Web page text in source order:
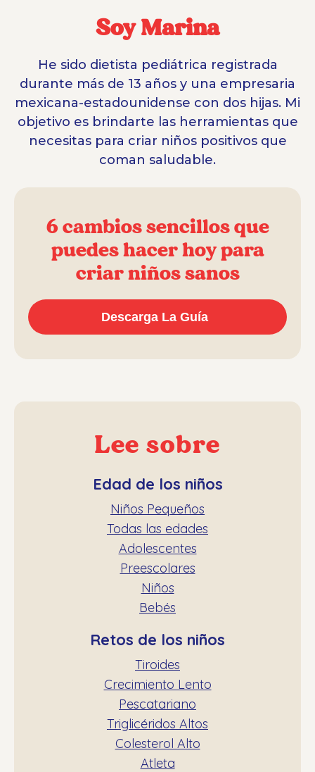
Soy Marina
He sido dietista pediátrica registrada
durante más de 13 años y una empresaria
mexicana-estadounidense con dos hijas. Mi
objetivo es brindarte las herramientas que
necesitas para criar niños positivos que
coman saludable.
6 cambios sencillos que
puedes hacer hoy para
criar niños sanos
Lee sobre
Edad de los niños
Niños Pequeños
Todas las edades
Adolescentes
Preescolares
Niños
Bebés
Retos de los niños
Tiroides
Crecimiento Lento
Pescatariano
Triglicéridos Altos
Colesterol Alto
Atleta